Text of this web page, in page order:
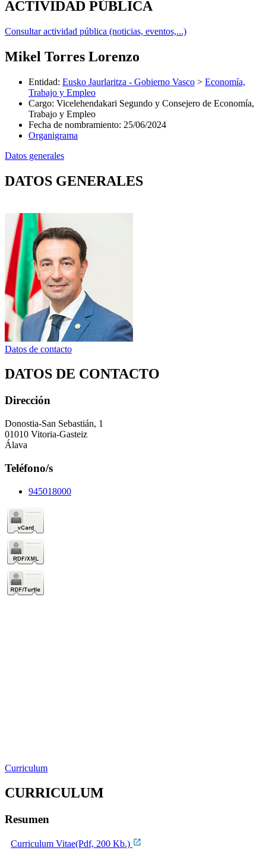
ACTIVIDAD PÚBLICA
Consultar actividad pública (noticias, eventos,...)
Mikel Torres Lorenzo
Entidad: Eusko Jaurlaritza - Gobierno Vasco > Economía,
Trabajo y Empleo
Cargo: Vicelehendakari Segundo y Consejero de Economía,
Trabajo y Empleo
Fecha de nombramiento: 25/06/2024
Organigrama
Datos generales
DATOS GENERALES
Datos de contacto
DATOS DE CONTACTO
Dirección
Donostia-San Sebastián, 1
01010 Vitoria-Gasteiz
Álava
Teléfono/s
945018000
Curriculum
CURRICULUM
Resumen
Curriculum Vitae(Pdf, 200 Kb.)